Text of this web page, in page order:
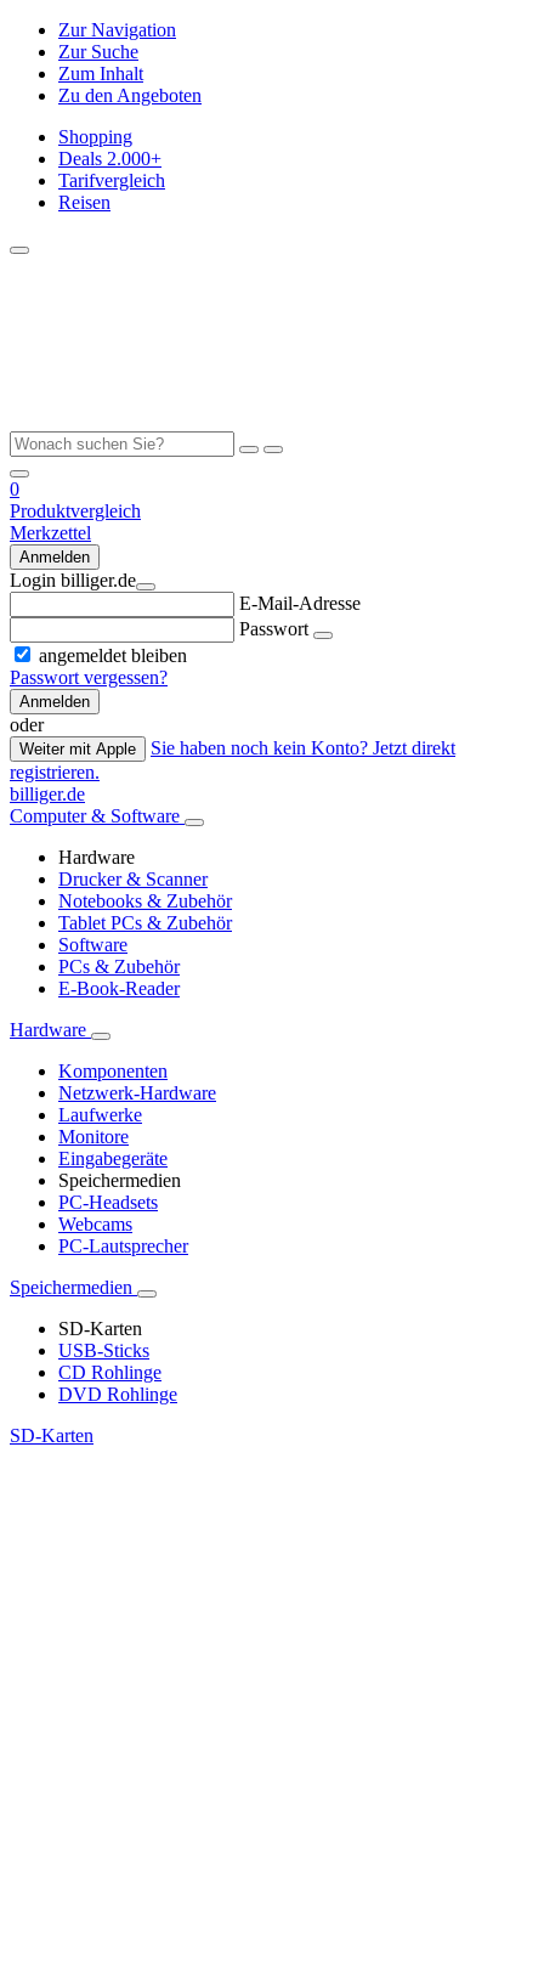
Zur Navigation
Zur Suche
Zum Inhalt
Zu den Angeboten
Shopping
Deals 2.000+
Tarifvergleich
Reisen
0
Produktvergleich
Merkzettel
Anmelden
Login billiger.de
E-Mail-Adresse
Passwort
angemeldet bleiben
Passwort vergessen?
Anmelden
oder
Weiter mit Apple
Sie haben noch kein Konto? Jetzt direkt
registrieren.
billiger.de
Computer & Software
Hardware
Drucker & Scanner
Notebooks & Zubehör
Tablet PCs & Zubehör
Software
PCs & Zubehör
E-Book-Reader
Hardware
Komponenten
Netzwerk-Hardware
Laufwerke
Monitore
Eingabegeräte
Speichermedien
PC-Headsets
Webcams
PC-Lautsprecher
Speichermedien
SD-Karten
USB-Sticks
CD Rohlinge
DVD Rohlinge
SD-Karten